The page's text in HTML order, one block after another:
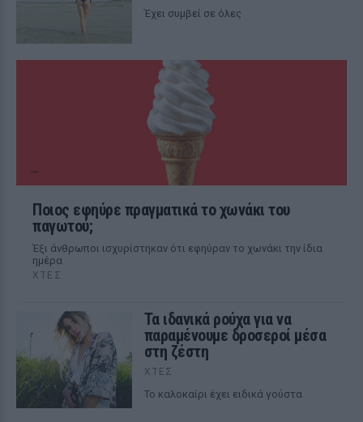
Έχει συμβεί σε όλες
Ποιος εφηύρε πραγματικά το χωνάκι του
παγωτού;
Έξι άνθρωποι ισχυρίστηκαν ότι εφηύραν το χωνάκι την ίδια
ημέρα
ΧΤΕΣ
Τα ιδανικά ρούχα για να
παραμένουμε δροσεροί μέσα
στη ζέστη
ΧΤΕΣ
To καλοκαίρι έχει ειδικά γούστα